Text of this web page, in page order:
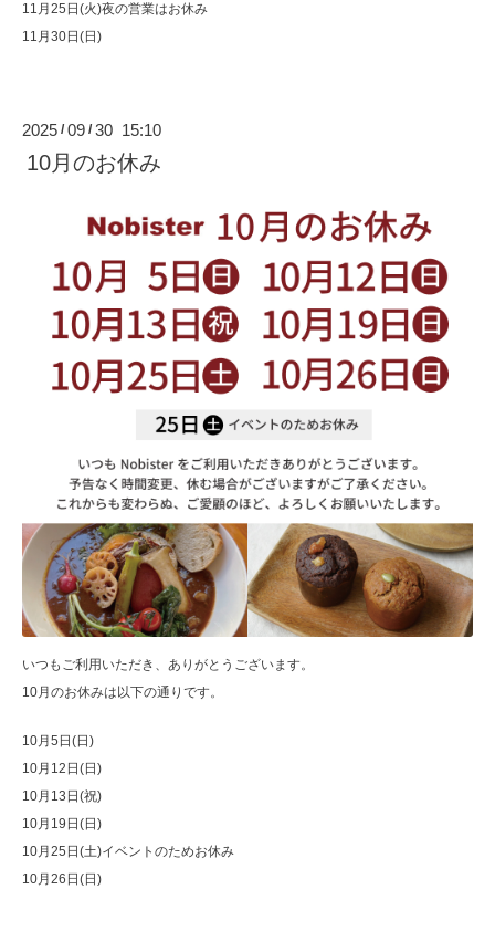
11月25日(火)夜の営業はお休み
11月30日(日)
2025 /09 /30 15:10
10月のお休み
いつもご利用いただき、ありがとうございます。
10月のお休みは以下の通りです。
10月5日(日)
10月12日(日)
10月13日(祝)
10月19日(日)
10月25日(土)イベントのためお休み
10月26日(日)